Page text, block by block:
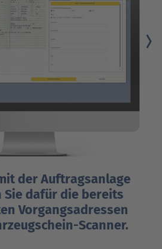
der Auftragsanlage
Sie dafür die bereits
Vorgangsadressen
Scanner.